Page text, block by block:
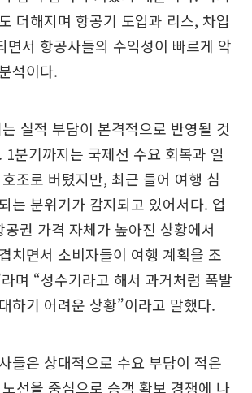
더해지며 항공기 도입과 리스, 차입
면서 항공사들의 수익성이 빠르게 악
석이다.
실적 부담이 본격적으로 반영될 것
1분기까지는 국제선 수요 회복과 일
조로 버텼지만, 최근 들어 여행 심
는 분위기가 감지되고 있어서다. 업
권 가격 자체가 높아진 상황에서
치면서 소비자들이 여행 계획을 조
며 “성수기라고 해서 과거처럼 폭발
하기 어려운 상황”이라고 말했다.
들은 상대적으로 수요 부담이 적은
선을 중심으로 승객 확보 경쟁에 나